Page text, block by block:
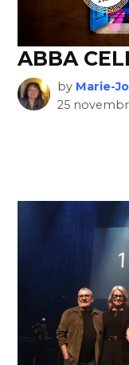
ABBA
by Marie-
25